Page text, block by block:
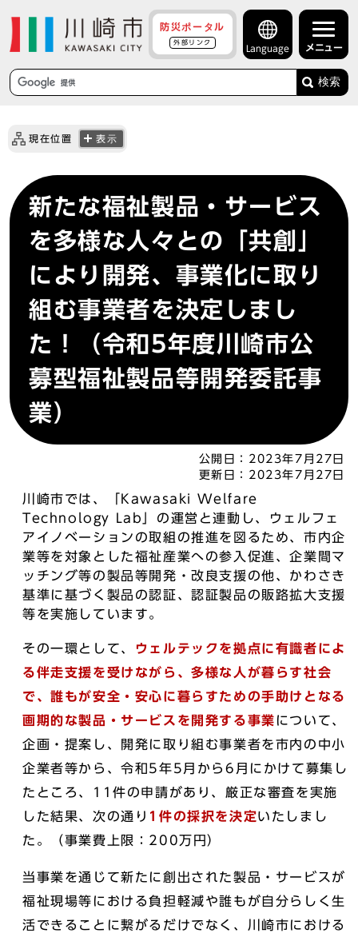
防災ポータル
外部リンク
Language メニュー
検索
現在位置 表示
新たな福祉製品・サービス
を多様な人々との「共創」
により開発、事業化に取り
組む事業者を決定しまし
た！（令和5年度川崎市公
募型福祉製品等開発委託事
業）
公開日： 2023年7月27日
更新日： 2023年7月27日
川崎市では、「Kawasaki Welfare
Technology Lab」の運営と連動し、ウェルフェ
アイノベーションの取組の推進を図るため、市内企
業等を対象とした福祉産業への参入促進、企業間マ
ッチング等の製品等開発・改良支援の他、かわさき
基準に基づく製品の認証、認証製品の販路拡大支援
等を実施しています。
その一環として、 ウェルテックを拠点に有識者によ
る伴走支援を受けながら、多様な人が暮らす社会
で、誰もが安全・安心に暮らすための手助けとなる
画期的な製品・サービスを開発する事業 について、
企画・提案し、開発に取り組む事業者を市内の中小
企業者等から、令和5年5月から6月にかけて募集し
たところ、11件の申請があり、厳正な審査を実施
した結果、次の通り 1件の採択を決定いたしまし
た。（事業費上限：200万円）
当事業を通じて新たに創出された製品・サービスが
福祉現場等における負担軽減や誰もが自分らしく生
活できることに繋がるだけでなく、川崎市における